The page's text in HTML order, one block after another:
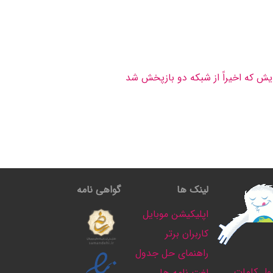
لینک ها
اپلیکیشن موبایل
کاربران برتر
راهنمای حل جدول
گواهی نامه